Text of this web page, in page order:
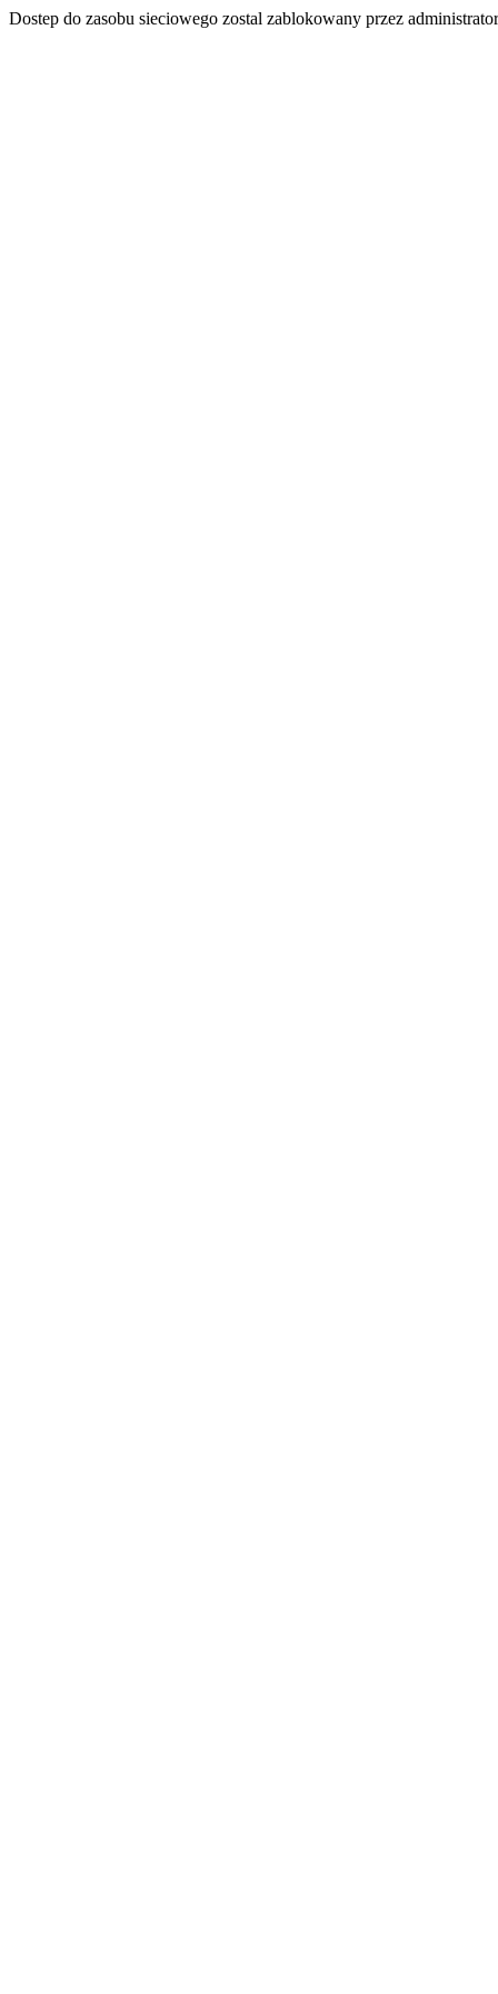
Dostep do zasobu sieciowego zostal zablokowany przez